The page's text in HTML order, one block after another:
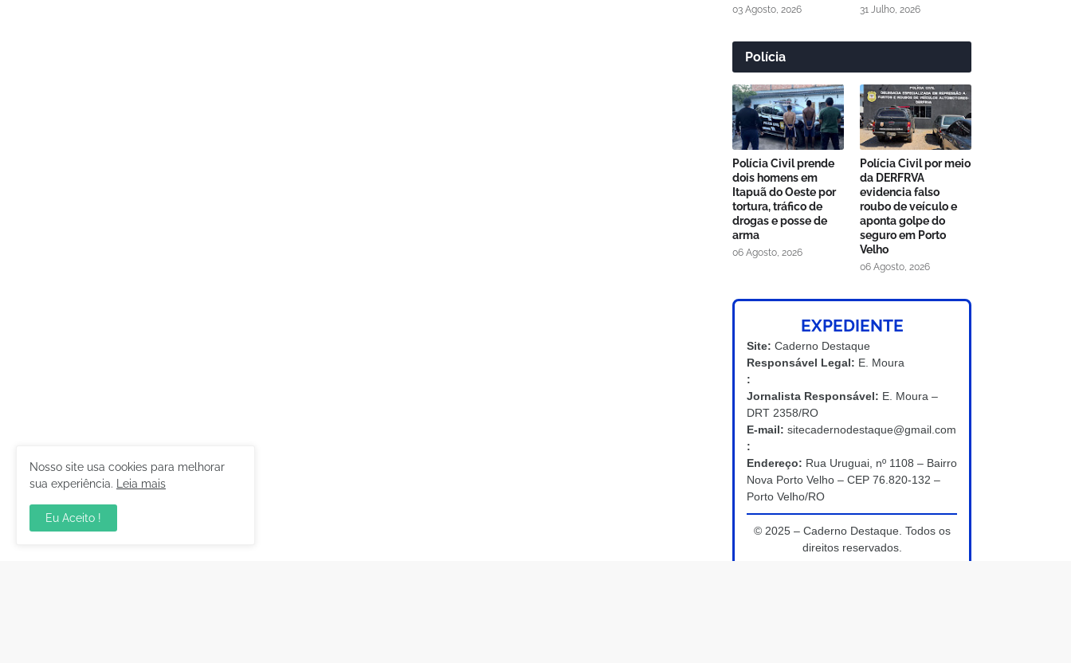
03 Agosto, 2026 31 Julho, 2026
Polícia
Polícia Civil prende
dois homens em
Itapuã do Oeste por
tortura, tráfico de
drogas e posse de
arma
06 Agosto, 2026
Polícia Civil por meio
da DERFRVA
evidencia falso
roubo de veículo e
aponta golpe do
seguro em Porto
Velho
06 Agosto, 2026
EXPEDIENTE
Site: Caderno Destaque
Responsável Legal: E. Moura
:
Jornalista Responsável: E. Moura –
DRT 2358/RO
E-mail: sitecadernodestaque@gmail.com
:
Endereço: Rua Uruguai, nº 1108 – Bairro
Nova Porto Velho – CEP 76.820-132 –
Porto Velho/RO
© 2025 – Caderno Destaque. Todos os
direitos reservados.
Nosso site usa cookies para melhorar
sua experiência.
Leia mais
Eu Aceito !